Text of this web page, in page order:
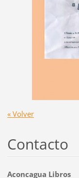
« Volver
Contacto
Aconcagua Libros